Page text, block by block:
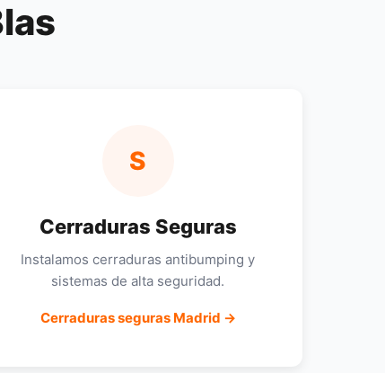
S
Cerraduras Seguras
Instalamos cerraduras antibumping y
sistemas de alta seguridad.
Cerraduras seguras Madrid →